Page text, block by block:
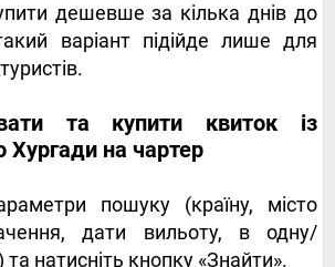
дешевше за кілька днів до
варіант підійде лише для
та купити квиток із
на чартер
пошуку (країну, місто
дати вильоту, в одну/
та натисніть кнопку «Знайти».